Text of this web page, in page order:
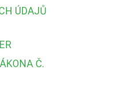
ÚDAJŮ
Č.